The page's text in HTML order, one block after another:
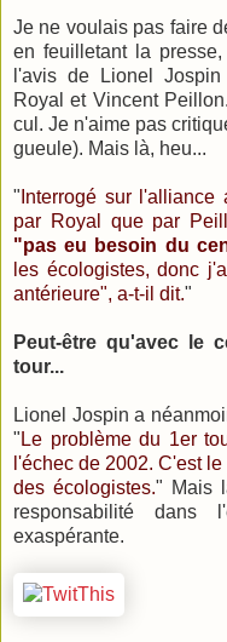
Je ne voulais pas faire
en feuilletant la
l'avis de Lionel
Royal et Vincent
cul. Je n'aime pas
gueule). Mais là, heu...
" Interrogé sur
par Royal que par
"pas eu besoin du
les écologistes, donc
antérieure", a-t-il dit."
Peut-être qu'avec le
tour...
Lionel Jospin a
" Le problème du 1er
l'échec de 2002. C'est
des écologistes." Mais
responsabilité
exaspérante.